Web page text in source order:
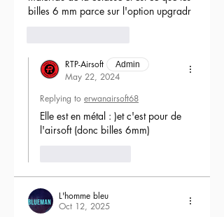
précision et groupement !
bien protégée pendant le transport,
essentiel sur des répliques haut de
gamme comme celle-ci !
Possibilité de sur mesure RTP-Airsoft
: N'hésitez pas à nous demander si
billes 6 mm parce sur l'option upgradr
RTP-Airsoft Admin
May 22, 2024
Replying to erwanairsoft68
Elle est en métal : )et c'est pour de
l'airsoft (donc billes 6mm)
L'homme bleu
Oct 12, 2025